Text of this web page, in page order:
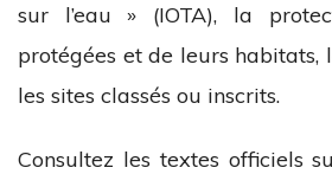
sur l’eau » (IOTA), la
protégées et de leurs habitats,
les sites classés ou inscrits.
Consultez les textes officiels